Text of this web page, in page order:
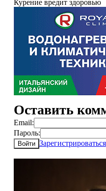
Курение вредит здоровью
Оставить
Email:
Пароль:
Войти Зарегистрироваться